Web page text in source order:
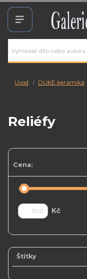
Úvod DUKE keramika
Reliéfy
Cena:
Kč
Štítky